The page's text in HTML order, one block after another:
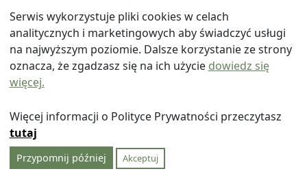
Danuty Przybyś – Ziemby – by RN przekazywała
do zaopiniowania RPNO projekty zmian
wprowadzane do obowiązujących regulaminów,
następnie zmieniła wniosek by jej wniosek dot.
projektu uchwały w sprawie zmian Regulaminu
przez RN.
Wniosek nie został przyjęty do realizacji. Za jego
przyjęciem głosowało 6 członków RN, przeciw
przyjęciu 7 członków.
Serwis wykorzystuje pliki cookies w celach
analitycznych i marketingowych aby świadczyć usługi
na najwyższym poziomie. Dalsze korzystanie ze strony
oznacza, że zgadzasz się na ich użycie dowiedz się
więcej.
Więcej informacji o Polityce Prywatności przeczytasz
tutaj
Przypomnij później Akceptuj